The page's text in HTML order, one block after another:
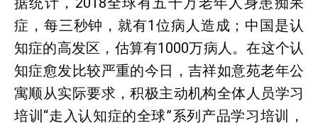
症，每三秒钟，就有1位病人造成；中国是认
知症的高发区，估算有1000万病人。在这个认
知症愈发比较严重的今日，吉祥如意苑老年公
寓顺从实际要求，积极主动机构全体人员学习
培训“走入认知症的全球”系列产品学习培训，